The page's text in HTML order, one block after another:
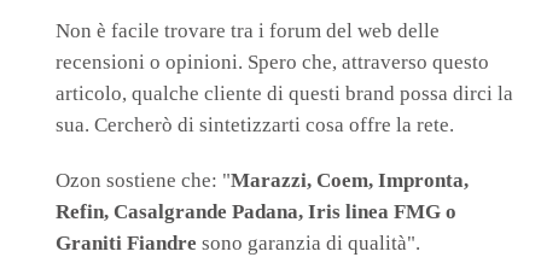
Non è facile trovare tra i forum del web delle
recensioni o opinioni. Spero che, attraverso questo
articolo, qualche cliente di questi brand possa dirci la
sua. Cercherò di sintetizzarti cosa offre la rete.
Ozon sostiene che: "Marazzi, Coem, Impronta,
Refin, Casalgrande Padana, Iris linea FMG o
Graniti Fiandre sono garanzia di qualità".